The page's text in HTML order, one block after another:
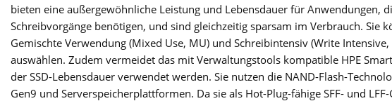
bieten eine außergewöhnliche Leistung und Lebensdauer für Anwendungen,
Schreibvorgänge benötigen, und sind gleichzeitig sparsam im Verbrauch. Sie
Gemischte Verwendung (Mixed Use, MU) und Schreibintensiv (Write
auswählen. Zudem vermeidet das mit Verwaltungstools kompatible HPE
der SSD-Lebensdauer verwendet werden. Sie nutzen die NAND-Flash-
Gen9 und Serverspeicherplattformen. Da sie als Hot-Plug-fähige SFF- und